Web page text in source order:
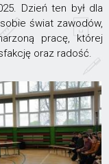
Dzień ten był dla
świat zawodów,
pracę, której
oraz radość.